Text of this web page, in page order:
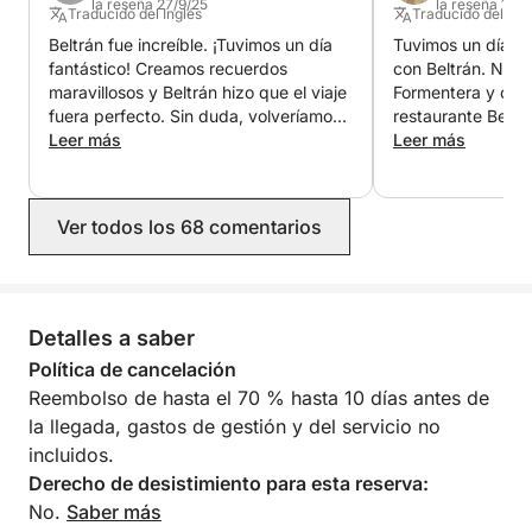
abonarán directamente en el puerto.
¡Vive Ibiza desde una perspectiva única! Ponte en
contacto con nosotros a través de Click&Boat hoy
mismo para reservar tu aventura de navegación
la reseña 27/9/25
Traducido del Inglés
Beltrán fue increíble. ¡Tuvimos un día
fantástico! Creamos recuerdos
maravillosos y Beltrán hizo que el viaje
fuera perfecto. Sin duda, volveríamos
a reservar.
Leer más
la reseña 18/
Traducido del
Tuvimos un día
con Beltrán.
Formentera y
restaurante Beso
dimos un
Leer más
Ver todos los 68 comentarios
Detalles a saber
Política de cancelación
Reembolso de hasta el 70 % hasta 10 días antes de
la llegada, gastos de gestión y del servicio no
incluidos.
Derecho de desistimiento para esta reserva:
No. Saber más